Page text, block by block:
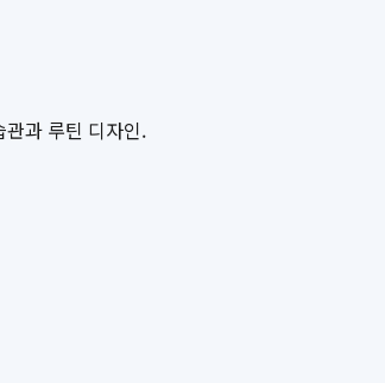
과 루틴 디자인.